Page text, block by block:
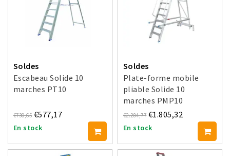
Soldes
Escabeau Solide 10
marches PT10
€730,65 €577,17
En stock
Soldes
Plate-forme mobile
pliable Solide 10
marches PMP10
€2.284,77 €1.805,32
En stock